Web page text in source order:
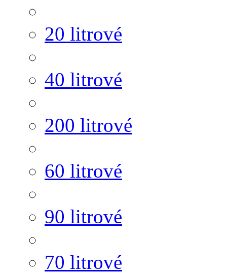
20 litrové
40 litrové
200 litrové
60 litrové
90 litrové
70 litrové